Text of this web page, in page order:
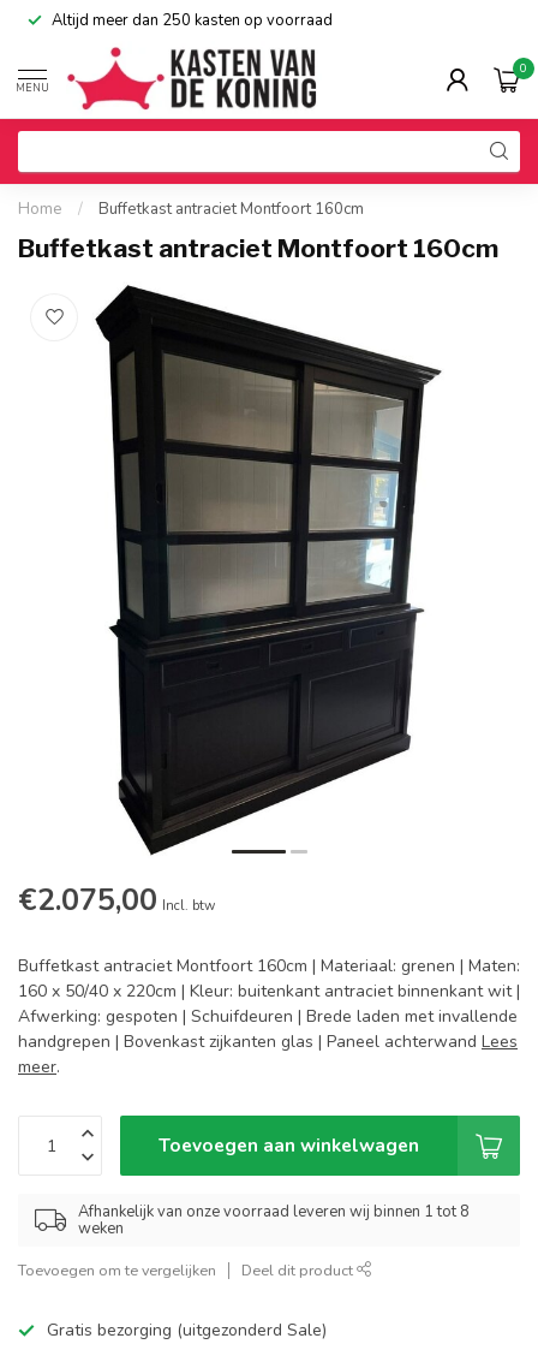
Altijd meer dan 250 kasten op voorraad
MENU
0
Home / Buffetkast antraciet Montfoort 160cm
Buffetkast antraciet Montfoort 160cm
€2.075,00 Incl. btw
Buffetkast antraciet Montfoort 160cm | Materiaal: grenen | Maten:
160 x 50/40 x 220cm | Kleur: buitenkant antraciet binnenkant wit |
Afwerking: gespoten | Schuifdeuren | Brede laden met invallende
handgrepen | Bovenkast zijkanten glas | Paneel achterwand Lees
meer.
Toevoegen aan winkelwagen
Afhankelijk van onze voorraad leveren wij binnen 1 tot 8
weken
Toevoegen om te vergelijken Deel dit product
Gratis bezorging (uitgezonderd Sale)